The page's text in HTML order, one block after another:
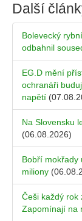
Další
Bolevecký
odbahnil
EG.D mění
ochranáři
napětí
Na Slovensku
(06.08.2026)
Bobří mokřady
miliony
Češi každý rok
Zapomínají na